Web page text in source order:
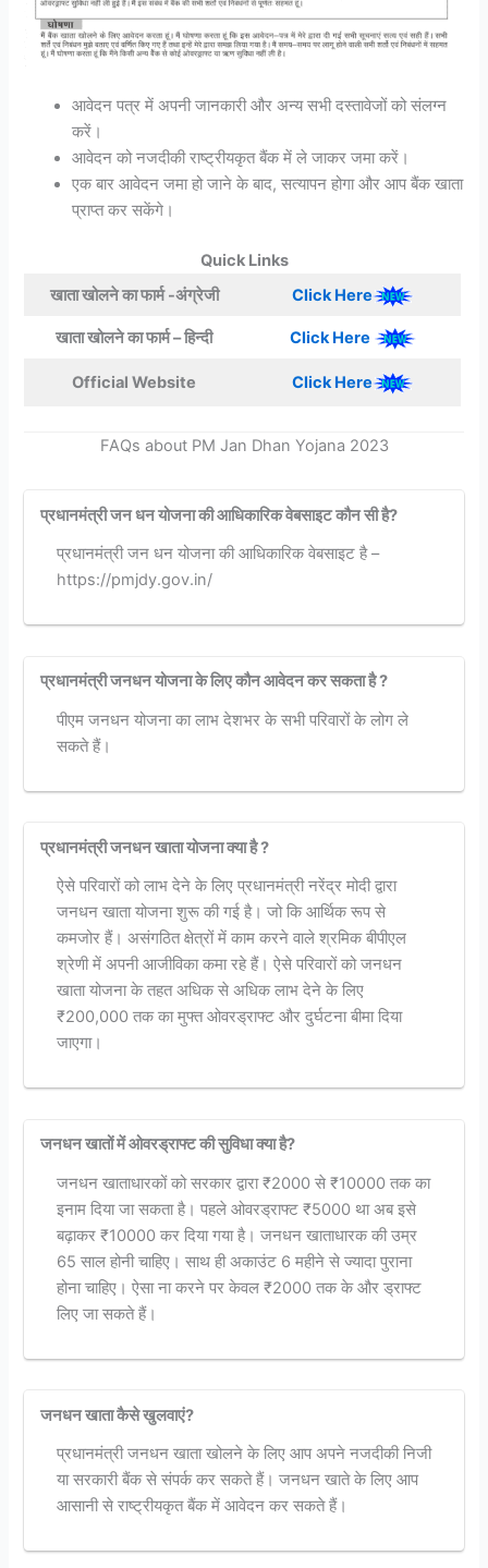
आवेदन पत्र में अपनी जानकारी और अन्य सभी दस्तावेजों को संलग्न
करें।
आवेदन को नजदीकी राष्ट्रीयकृत बैंक में ले जाकर जमा करें।
एक बार आवेदन जमा हो जाने के बाद, सत्यापन होगा और आप बैंक खाता
प्राप्त कर सकेंगे।
Quick Links
खाता खोलने का फार्म -अंग्रेजी
Click Here
खाता खोलने का फार्म – हिन्दी Click Here
Official Website Click Here
FAQs about PM Jan Dhan Yojana 2023
प्रधानमंत्री जन धन योजना की आधिकारिक वेबसाइट कौन सी है?
प्रधानमंत्री जन धन योजना की आधिकारिक वेबसाइट है –
https://pmjdy.gov.in/
प्रधानमंत्री जनधन योजना के लिए कौन आवेदन कर सकता है ?
पीएम जनधन योजना का लाभ देशभर के सभी परिवारों के लोग ले
सकते हैं।
प्रधानमंत्री जनधन खाता योजना क्या है ?
ऐसे परिवारों को लाभ देने के लिए प्रधानमंत्री नरेंद्र मोदी द्वारा
जनधन खाता योजना शुरू की गई है। जो कि आर्थिक रूप से
कमजोर हैं। असंगठित क्षेत्रों में काम करने वाले श्रमिक बीपीएल
श्रेणी में अपनी आजीविका कमा रहे हैं। ऐसे परिवारों को जनधन
खाता योजना के तहत अधिक से अधिक लाभ देने के लिए
₹200,000 तक का मुफ्त ओवरड्राफ्ट और दुर्घटना बीमा दिया
जाएगा।
जनधन खातों में ओवरड्राफ्ट की सुविधा क्या है?
जनधन खाताधारकों को सरकार द्वारा ₹2000 से ₹10000 तक का
इनाम दिया जा सकता है। पहले ओवरड्राफ्ट ₹5000 था अब इसे
बढ़ाकर ₹10000 कर दिया गया है। जनधन खाताधारक की उम्र
65 साल होनी चाहिए। साथ ही अकाउंट 6 महीने से ज्यादा पुराना
होना चाहिए। ऐसा ना करने पर केवल ₹2000 तक के और ड्राफ्ट
लिए जा सकते हैं।
जनधन खाता कैसे खुलवाएं?
प्रधानमंत्री जनधन खाता खोलने के लिए आप अपने नजदीकी निजी
या सरकारी बैंक से संपर्क कर सकते हैं। जनधन खाते के लिए आप
आसानी से राष्ट्रीयकृत बैंक में आवेदन कर सकते हैं।